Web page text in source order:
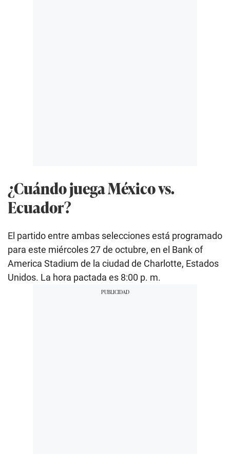
¿Cuándo juega México vs.
Ecuador?
El partido entre ambas selecciones está programado
para este miércoles 27 de octubre, en el Bank of
America Stadium de la ciudad de Charlotte, Estados
Unidos. La hora pactada es 8:00 p. m.